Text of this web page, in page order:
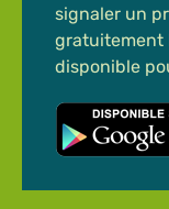
signaler un
gratuitement
disponible